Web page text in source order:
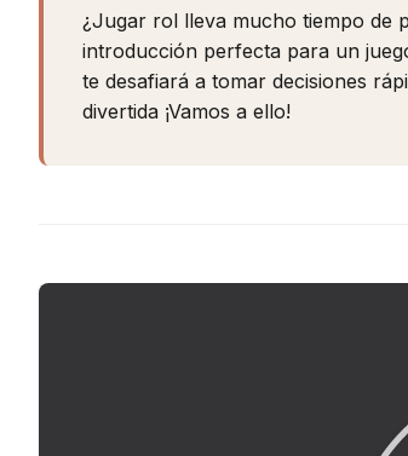
¿Jugar rol lleva mucho tiempo de
introducción perfecta para un
te desafiará a tomar decisiones
divertida ¡Vamos a ello!